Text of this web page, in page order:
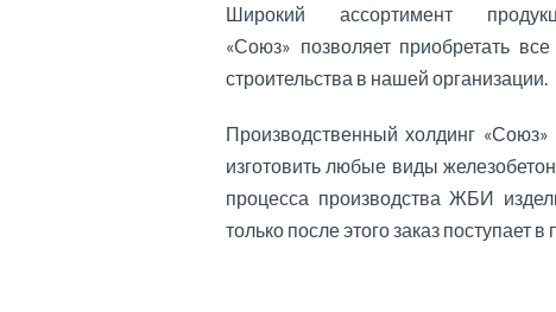
Широкий ассортимент
«Союз» позволяет приобретать
строительства в нашей организации.
Производственный холдинг
изготовить любые виды
процесса производства ЖБИ
только после этого заказ поступает в